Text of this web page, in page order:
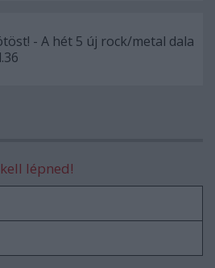
- A hét 5 új rock/metal dala
lépned!